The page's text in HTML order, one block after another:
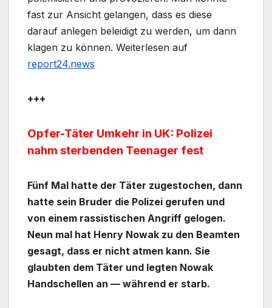
fast zur Ansicht gelangen, dass es diese
darauf anlegen beleidigt zu werden, um dann
klagen zu können. Weiterlesen auf
report24.news
+++
Opfer-Täter Umkehr in UK: Polizei
nahm sterbenden Teenager fest
Fünf Mal hatte der Täter zugestochen, dann
hatte sein Bruder die Polizei gerufen und
von einem rassistischen Angriff gelogen.
Neun mal hat Henry Nowak zu den Beamten
gesagt, dass er nicht atmen kann. Sie
glaubten dem Täter und legten Nowak
Handschellen an — während er starb.